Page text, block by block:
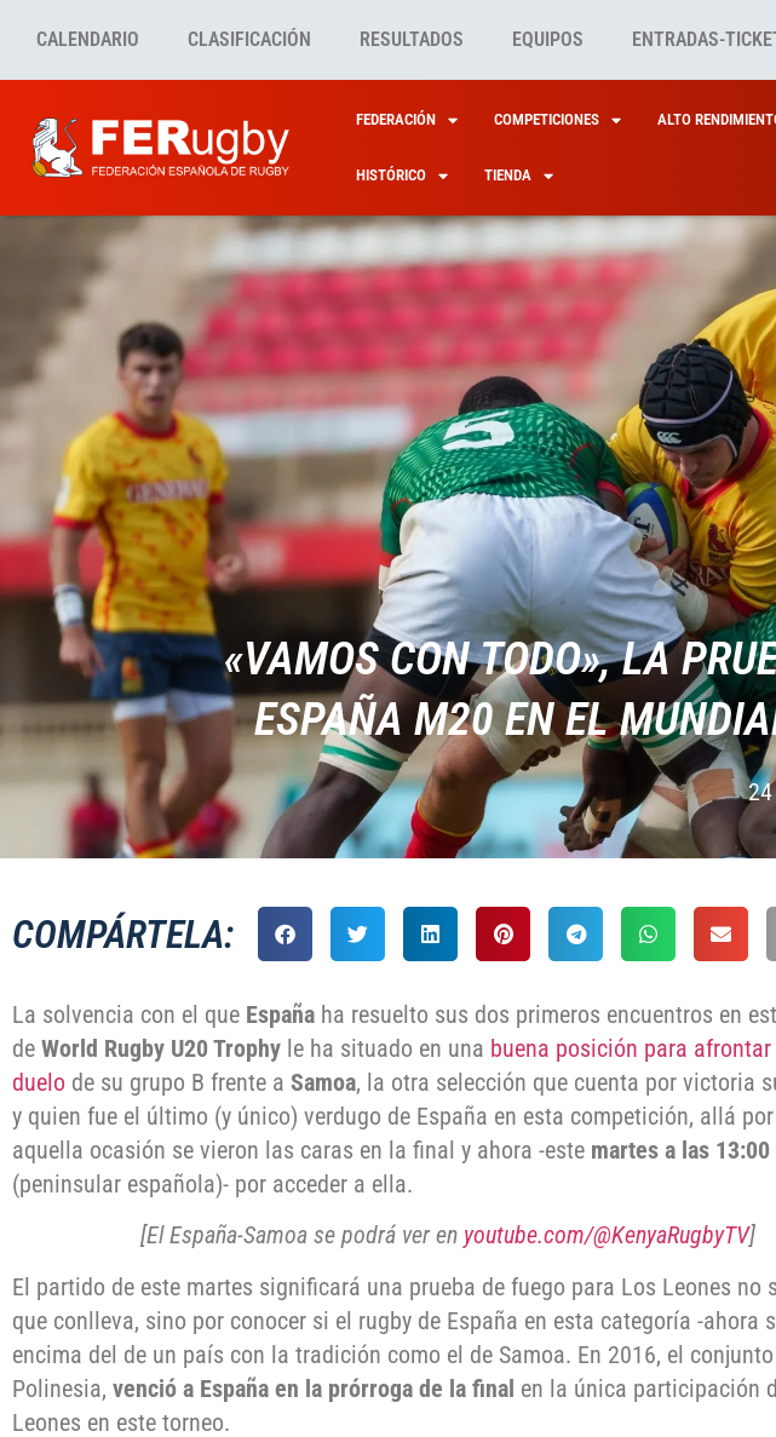
CALENDARIO CLASIFICACIÓN RESULTADOS EQUIPOS ENTRADAS-
FEDERACIÓN COMPETICIONES ALTO
HISTÓRICO TIENDA
«VAMOS CON TODO», LA
ESPAÑA M20 EN EL
COMPÁRTELA:
La solvencia con el que España ha resuelto sus dos primeros encuentros en
de World Rugby U20 Trophy le ha situado en una buena posición para
duelo de su grupo B frente a Samoa, la otra selección que cuenta por victoria
y quien fue el último (y único) verdugo de España en esta competición, allá
aquella ocasión se vieron las caras en la final y ahora -este martes a las
(peninsular española)- por acceder a ella.
[El España-Samoa se podrá ver en youtube.com/@KenyaRugbyTV]
El partido de este martes significará una prueba de fuego para Los Leones no
que conlleva, sino por conocer si el rugby de España en esta categoría -ahora
encima del de un país con la tradición como el de Samoa. En 2016, el
Polinesia, venció a España en la prórroga de la final en la única participación
Leones en este torneo.